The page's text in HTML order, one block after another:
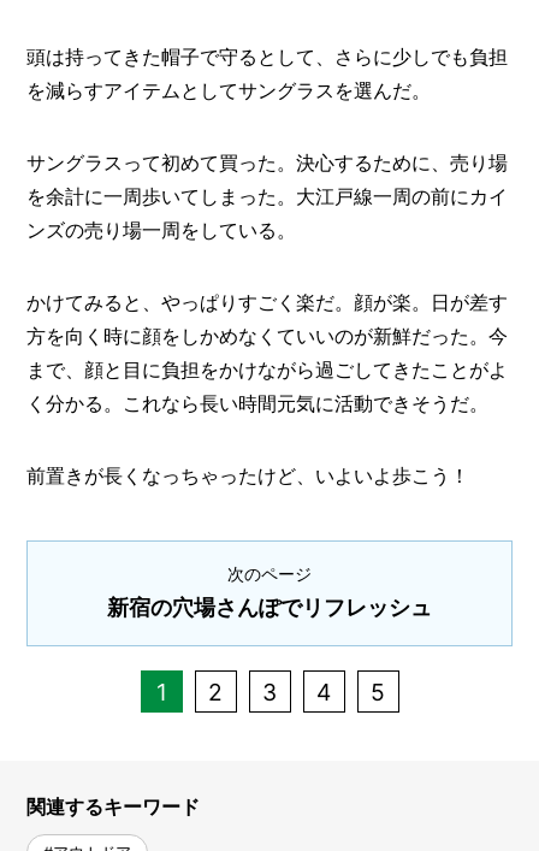
頭は持ってきた帽子で守るとして、さらに少しでも負担
を減らすアイテムとしてサングラスを選んだ。
サングラスって初めて買った。決心するために、売り場
を余計に一周歩いてしまった。大江戸線一周の前にカイ
ンズの売り場一周をしている。
かけてみると、やっぱりすごく楽だ。顔が楽。日が差す
方を向く時に顔をしかめなくていいのが新鮮だった。今
まで、顔と目に負担をかけながら過ごしてきたことがよ
く分かる。これなら長い時間元気に活動できそうだ。
前置きが長くなっちゃったけど、いよいよ歩こう！
次のページ
新宿の穴場さんぽでリフレッシュ
1 2 3 4 5
関連するキーワード